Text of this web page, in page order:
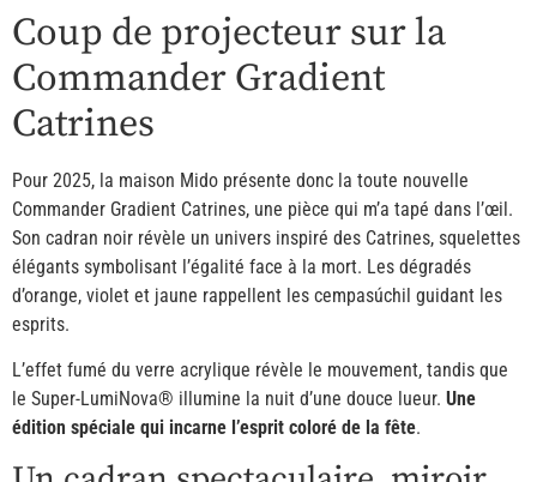
Coup de projecteur sur la
Commander Gradient
Catrines
Pour 2025, la maison Mido présente donc la toute nouvelle
Commander Gradient Catrines, une pièce qui m’a tapé dans l’œil.
Son cadran noir révèle un univers inspiré des Catrines, squelettes
élégants symbolisant l’égalité face à la mort. Les dégradés
d’orange, violet et jaune rappellent les cempasúchil guidant les
esprits.
L’effet fumé du verre acrylique révèle le mouvement, tandis que
le Super-LumiNova® illumine la nuit d’une douce lueur. Une
édition spéciale qui incarne l’esprit coloré de la fête.